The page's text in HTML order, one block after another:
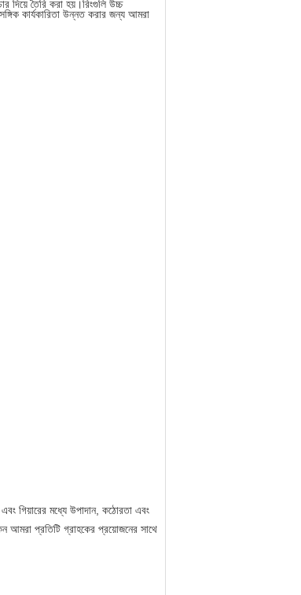
দিয়ে তৈরি করা হয়।রিংগুলি উচ্চ
কার্যকারিতা উন্নত করার জন্য আমরা
গিয়ারের মধ্যে উপাদান, কঠোরতা এবং
আমরা প্রতিটি গ্রাহকের প্রয়োজনের সাথে